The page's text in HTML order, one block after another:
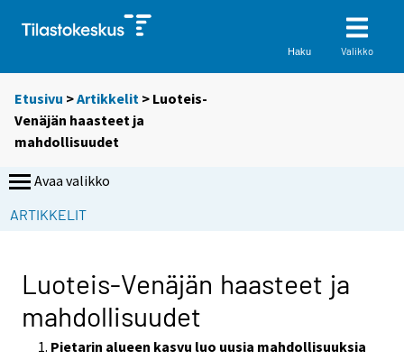
Haku Valikko
Etusivu >Artikkelit > Luoteis-
Venäjän haasteet ja
mahdollisuudet
Avaa valikko
ARTIKKELIT
Luoteis-Venäjän haasteet ja
mahdollisuudet
Pietarin alueen kasvu luo uusia mahdollisuuksia